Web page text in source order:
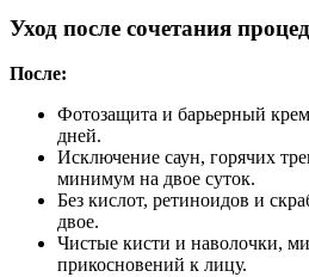
Уход после сочетания
После:
Фотозащита и барьерный
дней.
Исключение саун, горячих
минимум на двое суток.
Без кислот, ретиноидов и
двое.
Чистые кисти и наволочки,
прикосновений к лицу.